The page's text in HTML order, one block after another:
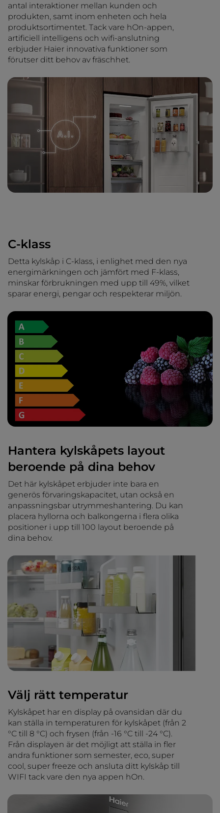
antal interaktioner mellan kunden och
produkten, samt inom enheten och hela
produktsortimentet. Tack vare hOn-appen,
artificiell intelligens och wifi-anslutning
erbjuder Haier innovativa funktioner som
förutser ditt behov av fräschhet.
C-klass
Detta kylskåp i C-klass, i enlighet med den nya
energimärkningen och jämfört med F-klass,
minskar förbrukningen med upp till 49%, vilket
sparar energi, pengar och respekterar miljön.
Hantera kylskåpets layout
beroende på dina behov
Det här kylskåpet erbjuder inte bara en
generös förvaringskapacitet, utan också en
anpassningsbar utrymmeshantering. Du kan
placera hyllorna och balkongerna i flera olika
positioner i upp till 100 layout beroende på
dina behov.
Välj rätt temperatur
Kylskåpet har en display på ovansidan där du
kan ställa in temperaturen för kylskåpet (från 2
°C till 8 °C) och frysen (från -16 °C till -24 °C).
Från displayen är det möjligt att ställa in fler
andra funktioner som semester, eco, super
cool, super freeze och ansluta ditt kylskåp till
WIFI tack vare den nya appen hOn.